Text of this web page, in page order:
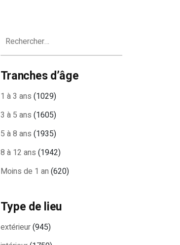
Tranches d’âge
1 à 3 ans (1029)
3 à 5 ans (1605)
5 à 8 ans (1935)
8 à 12 ans (1942)
Moins de 1 an (620)
Type de lieu
extérieur(945)